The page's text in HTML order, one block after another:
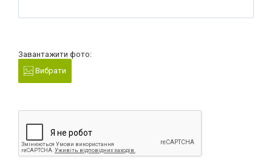
Завантажити фото:
Вибрати